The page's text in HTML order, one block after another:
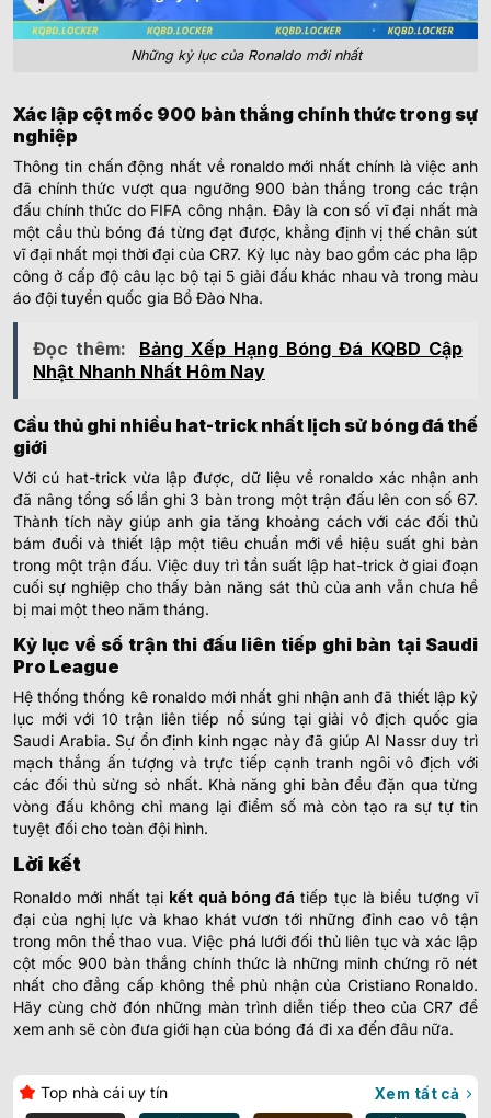
Những kỷ lục của Ronaldo mới nhất
Xác lập cột mốc 900 bàn thắng chính thức trong sự
nghiệp
Thông tin chấn động nhất về ronaldo mới nhất chính là việc anh
đã chính thức vượt qua ngưỡng 900 bàn thắng trong các trận
đấu chính thức do FIFA công nhận. Đây là con số vĩ đại nhất mà
một cầu thủ bóng đá từng đạt được, khẳng định vị thế chân sút
vĩ đại nhất mọi thời đại của CR7. Kỷ lục này bao gồm các pha lập
công ở cấp độ câu lạc bộ tại 5 giải đấu khác nhau và trong màu
áo đội tuyển quốc gia Bồ Đào Nha.
Đọc thêm:
Bảng Xếp Hạng Bóng Đá KQBD Cập
Nhật Nhanh Nhất Hôm Nay
Cầu thủ ghi nhiều hat-trick nhất lịch sử bóng đá thế
giới
Với cú hat-trick vừa lập được, dữ liệu về ronaldo xác nhận anh
đã nâng tổng số lần ghi 3 bàn trong một trận đấu lên con số 67.
Thành tích này giúp anh gia tăng khoảng cách với các đối thủ
bám đuổi và thiết lập một tiêu chuẩn mới về hiệu suất ghi bàn
trong một trận đấu. Việc duy trì tần suất lập hat-trick ở giai đoạn
cuối sự nghiệp cho thấy bản năng sát thủ của anh vẫn chưa hề
bị mai một theo năm tháng.
Kỷ lục về số trận thi đấu liên tiếp ghi bàn tại Saudi
Pro League
Hệ thống thống kê ronaldo mới nhất ghi nhận anh đã thiết lập kỷ
lục mới với 10 trận liên tiếp nổ súng tại giải vô địch quốc gia
Saudi Arabia. Sự ổn định kinh ngạc này đã giúp Al Nassr duy trì
mạch thắng ấn tượng và trực tiếp cạnh tranh ngôi vô địch với
các đối thủ sừng sỏ nhất. Khả năng ghi bàn đều đặn qua từng
vòng đấu không chỉ mang lại điểm số mà còn tạo ra sự tự tin
tuyệt đối cho toàn đội hình.
Lời kết
Ronaldo mới nhất tại kết quả bóng đá tiếp tục là biểu tượng vĩ
đại của nghị lực và khao khát vươn tới những đỉnh cao vô tận
trong môn thể thao vua. Việc phá lưới đối thủ liên tục và xác lập
cột mốc 900 bàn thắng chính thức là những minh chứng rõ nét
nhất cho đẳng cấp không thể phủ nhận của Cristiano Ronaldo.
Hãy cùng chờ đón những màn trình diễn tiếp theo của CR7 để
xem anh sẽ còn đưa giới hạn của bóng đá đi xa đến đâu nữa.
Top nhà cái uy tín Xem tất cả